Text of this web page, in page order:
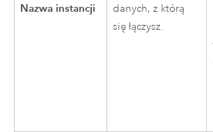
Nazwa instancji
danych, z którą
się łączysz.